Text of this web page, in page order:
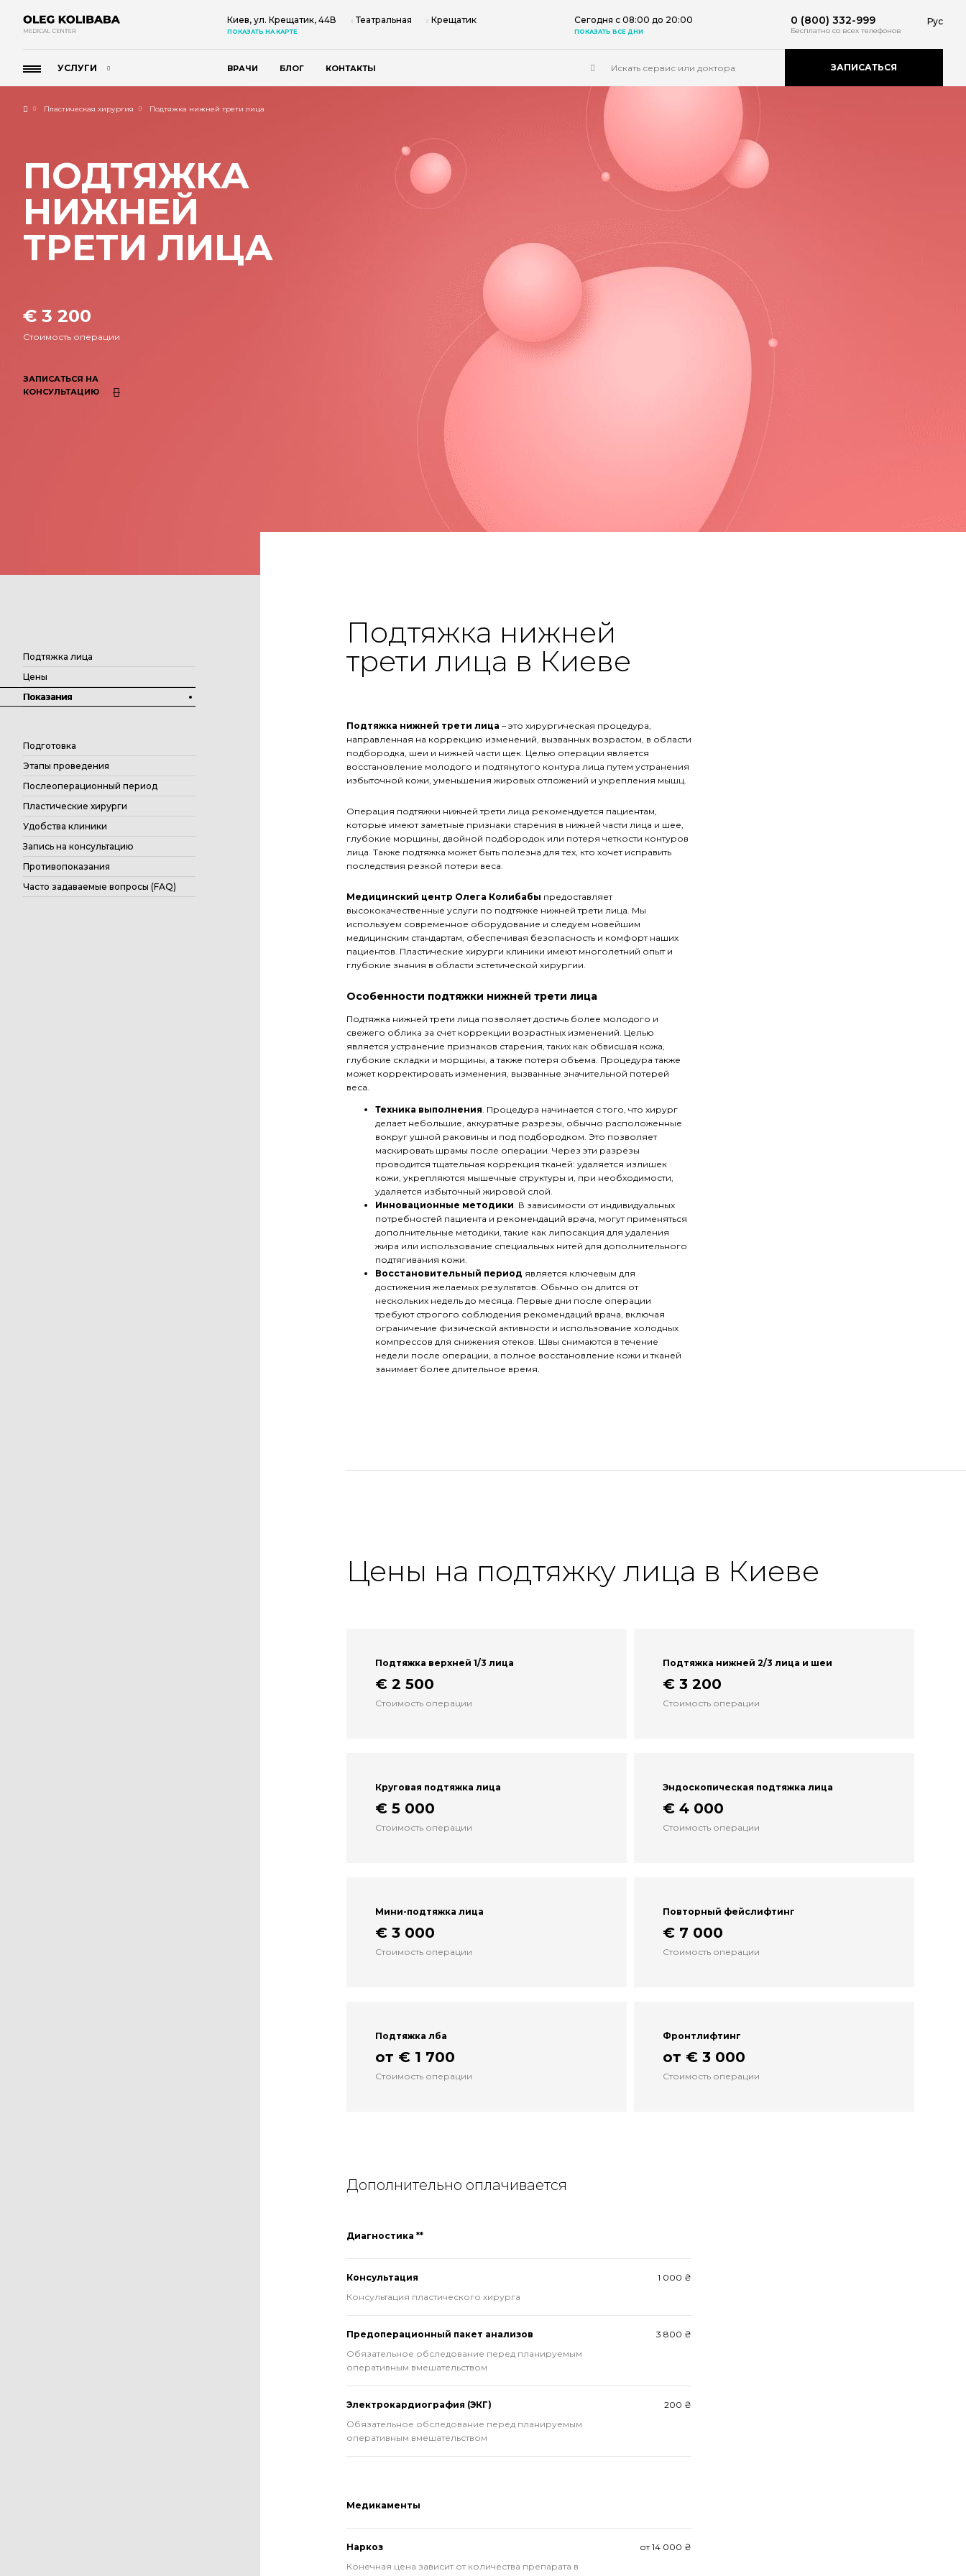
Киев, ул. Крещатик, 44В
ПОКАЗАТЬ НА КАРТЕ
Театральная Крещатик Сегодня с 08:00 до 20:00
ПОКАЗАТЬ ВСЕ ДНИ
0 (800) 332-999
Бесплатно со всех телефонов
Рус
УСЛУГИ ВРАЧИ БЛОГ КОНТАКТЫ ЗАПИСАТЬСЯ
Пластическая хирургия Подтяжка нижней трети лица
ПОДТЯЖКА
НИЖНЕЙ
ТРЕТИ ЛИЦА
€ 3 200
Стоимость операции
ЗАПИСАТЬСЯ НА
КОНСУЛЬТАЦИЮ
Подтяжка лица
Цены
Показания
Подготовка
Этапы проведения
Послеоперационный период
Пластические хирурги
Удобства клиники
Запись на консультацию
Противопоказания
Часто задаваемые вопросы (FAQ)
Подтяжка нижней
трети лица в Киеве
Подтяжка нижней трети лица – это хирургическая процедура,
направленная на коррекцию изменений, вызванных возрастом, в области
подбородка, шеи и нижней части щек. Целью операции является
восстановление молодого и подтянутого контура лица путем устранения
избыточной кожи, уменьшения жировых отложений и укрепления мышц.
Операция подтяжки нижней трети лица рекомендуется пациентам,
которые имеют заметные признаки старения в нижней части лица и шее,
глубокие морщины, двойной подбородок или потеря четкости контуров
лица. Также подтяжка может быть полезна для тех, кто хочет исправить
последствия резкой потери веса.
Медицинский центр Олега Колибабы предоставляет
высококачественные услуги по подтяжке нижней трети лица. Мы
используем современное оборудование и следуем новейшим
медицинским стандартам, обеспечивая безопасность и комфорт наших
пациентов. Пластические хирурги клиники имеют многолетний опыт и
глубокие знания в области эстетической хирургии.
Особенности подтяжки нижней трети лица
Подтяжка нижней трети лица позволяет достичь более молодого и
свежего облика за счет коррекции возрастных изменений. Целью
является устранение признаков старения, таких как обвисшая кожа,
глубокие складки и морщины, а также потеря объема. Процедура также
может корректировать изменения, вызванные значительной потерей
веса.
Техника выполнения Процедура начинается с того, что хирург
делает небольшие, аккуратные разрезы, обычно расположенные
вокруг ушной раковины и под подбородком. Это позволяет
маскировать шрамы после операции. Через эти разрезы
проводится тщательная коррекция тканей: удаляется излишек
кожи, укрепляются мышечные структуры и, при необходимости,
удаляется избыточный жировой слой.
Инновационные методики . В зависимости от индивидуальных
потребностей пациента и рекомендаций врача, могут применяться
дополнительные методики, такие как липосакция для удаления
жира или использование специальных нитей для дополнительного
подтягивания кожи.
Восстановительный период является ключевым для
достижения желаемых результатов. Обычно он длится от
нескольких недель до месяца. Первые дни после операции
требуют строгого соблюдения рекомендаций врача, включая
ограничение физической активности и использование холодных
компрессов для снижения отеков. Швы снимаются в течение
недели после операции, а полное восстановление кожи и тканей
занимает более длительное время.
Цены на подтяжку лица в Киеве
Подтяжка верхней 1/3 лица
€ 2 500
Стоимость операции
Подтяжка нижней 2/3 лица и шеи
€ 3 200
Стоимость операции
Круговая подтяжка лица
€ 5 000
Стоимость операции
Эндоскопическая подтяжка лица
€ 4 000
Стоимость операции
Мини-подтяжка лица
€ 3 000
Стоимость операции
Повторный фейслифтинг
€ 7 000
Стоимость операции
Подтяжка лба
от € 1 700
Стоимость операции
Фронтлифтинг
от € 3 000
Стоимость операции
Дополнительно оплачивается
Диагностика **
Консультация
1 000 ₴
Консультация пластического хирурга
Предоперационный пакет анализов
3 800 ₴
Обязательное обследование перед планируемым
оперативным вмешательством
Электрокардиография (ЭКГ)
200 ₴
Обязательное обследование перед планируемым
оперативным вмешательством
Медикаменты
Наркоз
от 14 000 ₴
Конечная цена зависит от количества препарата в